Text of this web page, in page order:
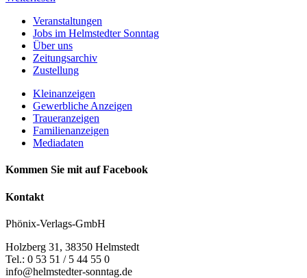
Veranstaltungen
Jobs im Helmstedter Sonntag
Über uns
Zeitungsarchiv
Zustellung
Kleinanzeigen
Gewerbliche Anzeigen
Traueranzeigen
Familienanzeigen
Mediadaten
Kommen Sie mit auf Facebook
Kontakt
Phönix-Verlags-GmbH
Holzberg 31, 38350 Helmstedt
Tel.: 0 53 51 / 5 44 55 0
info@helmstedter-sonntag.de